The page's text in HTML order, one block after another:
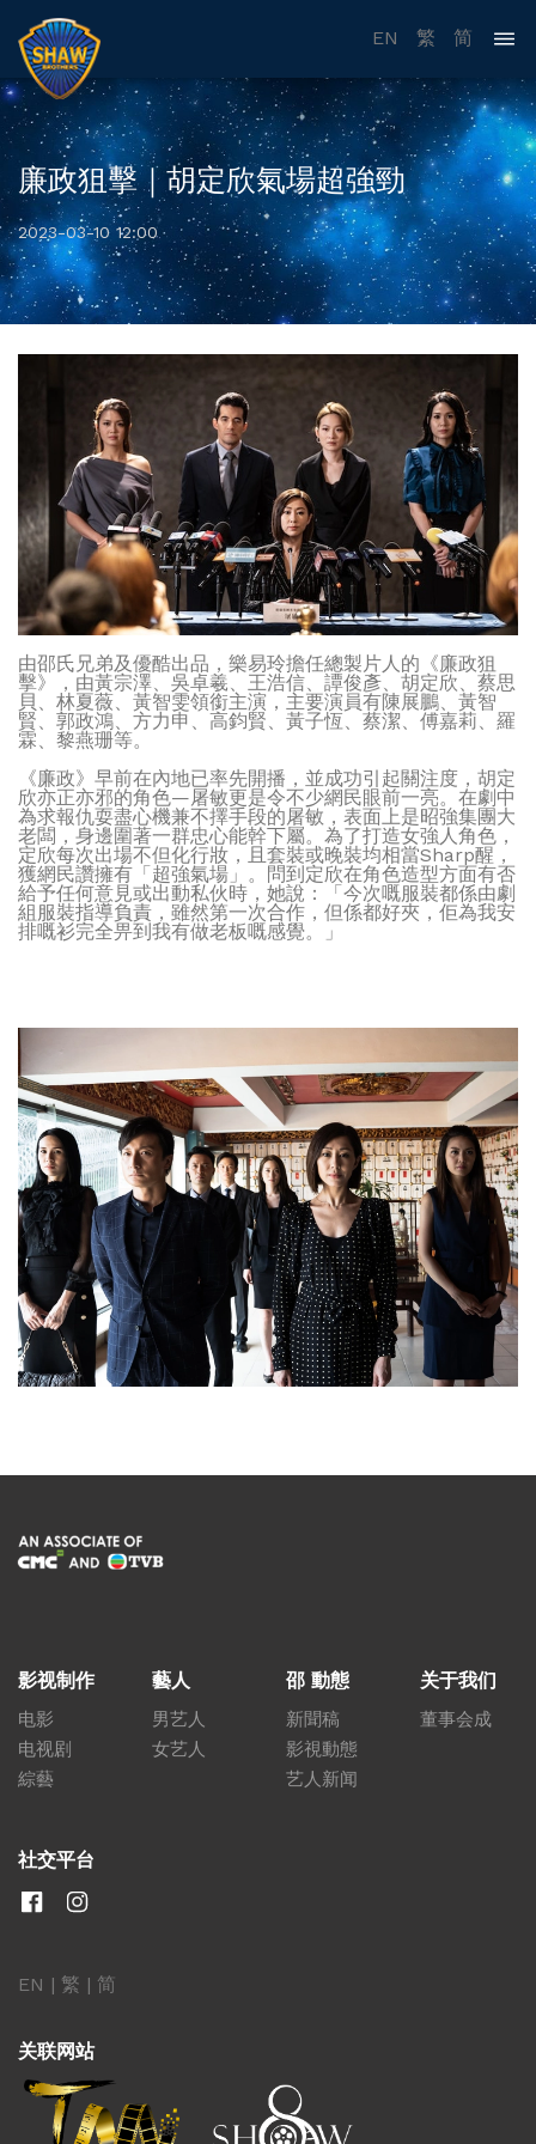
EN 繁 简
廉政狙擊｜胡定欣氣場超強勁
2023-03-10 12:00
由邵氏兄弟及優酷出品，樂易玲擔任總製片人的《廉政狙
擊》，由黃宗澤、吳卓羲、王浩信、譚俊彥、胡定欣、蔡思
貝、林夏薇、黃智雯領銜主演，主要演員有陳展鵬、黃智
賢、郭政鴻、方力申、高鈞賢、黃子恆、蔡潔、傅嘉莉、羅
霖、黎燕珊等。
《廉政》早前在內地已率先開播，並成功引起關注度，胡定
欣亦正亦邪的角色—屠敏更是令不少網民眼前一亮。在劇中
為求報仇耍盡心機兼不擇手段的屠敏，表面上是昭強集團大
老闆，身邊圍著一群忠心能幹下屬。為了打造女強人角色，
定欣每次出場不但化行妝，且套裝或晚裝均相當Sharp醒，
獲網民讚擁有「超強氣場」。問到定欣在角色造型方面有否
給予任何意見或出動私伙時，她說：「今次嘅服裝都係由劇
組服裝指導負責，雖然第一次合作，但係都好夾，佢為我安
排嘅衫完全畀到我有做老板嘅感覺。」
影视制作
电影
电视剧
綜藝
藝人
男艺人
女艺人
邵 動態
新聞稿
影視動態
艺人新闻
关于我们
董事会成
社交平台
EN | 繁 | 简
关联网站